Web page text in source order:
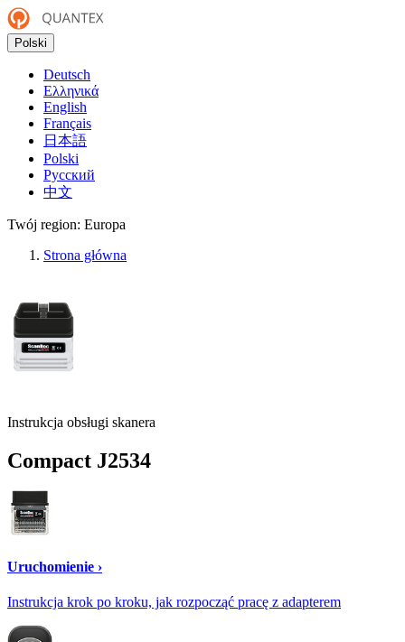
Polski
Deutsch
Ελληνικά
English
Français
日本語
Polski
Русский
中文
Twój region: Europa
Strona główna
Instrukcja obsługi skanera
Compact J2534
Uruchomienie ›
Instrukcja krok po kroku, jak rozpocząć pracę z adapterem